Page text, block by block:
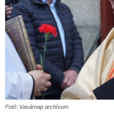
Fotó: Vasárnap archívum.